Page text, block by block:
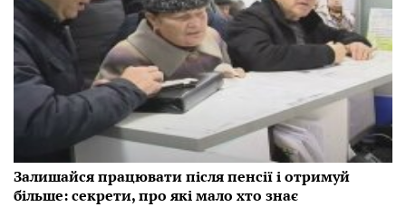
Залишайся працювати після пенсії і отримуй
більше: секрети, про які мало хто знає